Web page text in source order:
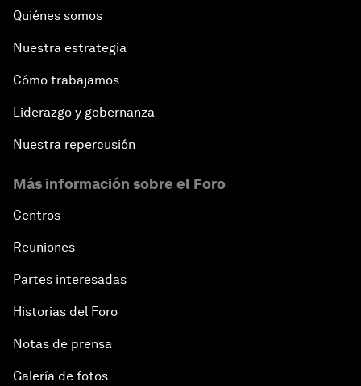
Quiénes somos
Nuestra estrategia
Cómo trabajamos
Liderazgo y gobernanza
Nuestra repercusión
Más información sobre el Foro
Centros
Reuniones
Partes interesadas
Historias del Foro
Notas de prensa
Galería de fotos